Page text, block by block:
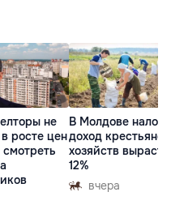
не
росте цен
В Молдове налог
доход
хозяйств
12%
вчера